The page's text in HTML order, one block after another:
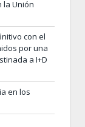
la Unión
con el
por una
a I+D
en los